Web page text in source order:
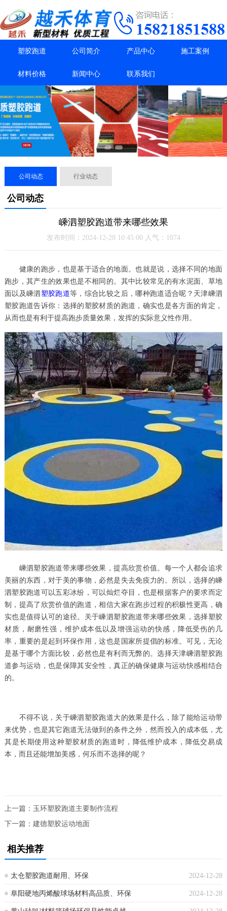
塑胶跑道 公司简介 产品中心 施工案例
材料价格 新闻中心 联系我们
公司动态 行业动态
公司动态
嵊泗塑胶跑道带来哪些效果
发布时间：2024-12-28 10:45:00 人气：1074
健康的跑步，也是基于适合的地面。也就是说，选择不同的地面
跑步，其产生的效果也是不相同的。其中比较常见的有水泥面、草地
面以及嵊泗 塑胶跑道等，综合比较之后，哪种跑道适合呢？天津嵊泗
塑胶跑道告诉你：选择的塑胶材质的跑道，确实也是各方面的肯定，
从而也是有利于提高跑步质量效果，发挥的实际意义性作用。
嵊泗塑胶跑道带来哪些效果，提高欣赏价值。每一个人都会追求
美丽的东西，对于美的事物，必然是失去免疫力的。所以，选择的嵊
泗塑胶跑道可以五彩冰纷，可以灿烂夺目，也是根据客户的要求而定
制，提高了欣赏价值的跑道，相信大家在跑步过程的积极性更高，确
实也是值得认可的途径。关于嵊泗塑胶跑道带来哪些效果，选择塑胶
材质，耐磨性强，维护成本低以及增强运动的快感，降低受伤的几
率，重要的是起到环保作用，这也是国家所提倡的标准。可见，无论
是基于哪个方面比较，必然也是有利而无弊的。选择天津嵊泗塑胶跑
道参与运动，也是保障其安全性，真正的确保健康与运动快感相结合
的。
不得不说，关于嵊泗塑胶跑道大的效果是什么，除了能给运动带
来优势，也是其它跑道无法做到的条件之外，然而投入的成本低，尤
其是长期使用这种塑胶材质的跑道时，降低维护成本，降低交易成
本，而且还能增加美感，何乐而不选择的呢？
上一篇： 玉环塑胶跑道主要制作流程
下一篇： 建德塑胶运动地面
相关推荐
2024-12-28
太仓塑胶跑道耐用、环保
2024-12-28
阜阳硬地丙烯酸球场材料高品质、环保